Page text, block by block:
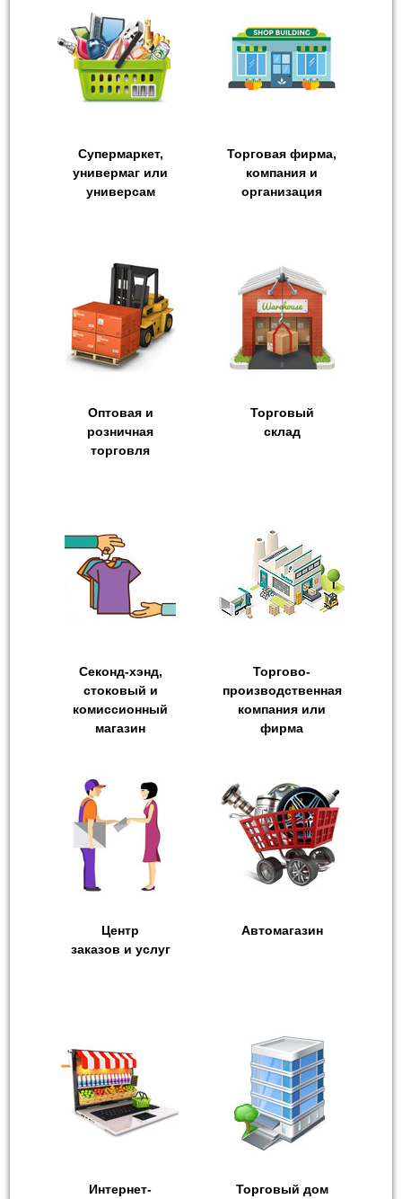
Супермаркет,
универмаг или
универсам
Торговая фирма,
компания и
организация
Оптовая и
розничная
торговля
Торговый
склад
Секонд-хэнд,
стоковый и
комиссионный
магазин
Торгово-
производственная
компания или
фирма
Центр
заказов и услуг
Автомагазин
Интернет-
Торговый дом